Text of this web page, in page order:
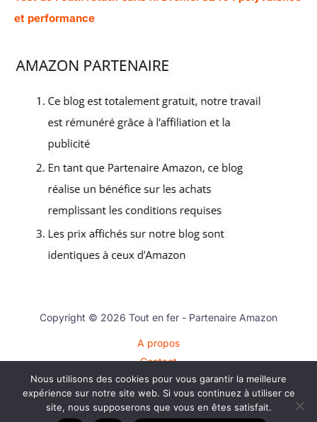
et performance
Copyright © 2026 Tout en fer - Partenaire Amazon
A propos
Contact
Plan du site
Mentions légales
Politique de confidentialité
Nous utilisons des cookies pour vous garantir la meilleure
expérience sur notre site web. Si vous continuez à utiliser ce
site, nous supposerons que vous en êtes satisfait.